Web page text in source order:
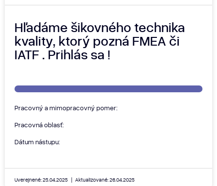
Hľadáme šikovného technika
kvality, ktorý pozná FMEA či
IATF . Prihlás sa !
Pracovný a mimopracovný pomer:
Pracovná oblasť:
Dátum nástupu:
Uverejnené: 25.04.2025 Aktualizované: 26.04.2025